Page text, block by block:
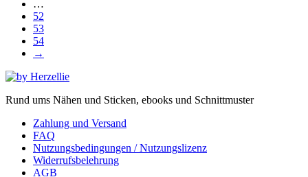
…
52
53
54
→
Rund ums Nähen und Sticken, ebooks und Schnittmuster
Zahlung und Versand
FAQ
Nutzungsbedingungen / Nutzungslizenz
Widerrufsbelehrung
AGB